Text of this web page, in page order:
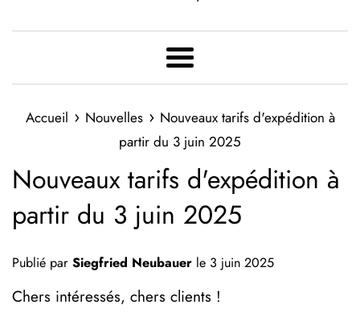
Menu
Accueil › Nouvelles › Nouveaux tarifs d'expédition à
partir du 3 juin 2025
Nouveaux tarifs d'expédition à
partir du 3 juin 2025
Publié par Siegfried Neubauer le 3 juin 2025
Chers intéressés, chers clients !